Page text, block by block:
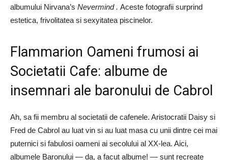
albumului Nirvana’s Nevermind . Aceste fotografii surprind
estetica, frivolitatea si sexyitatea piscinelor.
Flammarion Oameni frumosi ai
Societatii Cafe: albume de
insemnari ale baronului de Cabrol
Ah, sa fii membru al societatii de cafenele. Aristocratii Daisy si
Fred de Cabrol au luat vin si au luat masa cu unii dintre cei mai
puternici si fabulosi oameni ai secolului al XX-lea. Aici,
albumele Baronului — da, a facut albume! — sunt recreate